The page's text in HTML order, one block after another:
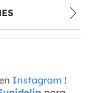
Instagram !